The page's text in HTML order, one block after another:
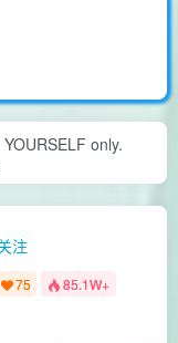
only.
注
75 85.1W+